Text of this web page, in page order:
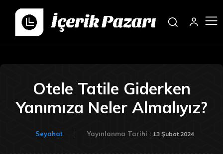
Otele Tatile Giderken
Yanımıza Neler Almalıyız?
Seyahat Yayınlanma Tarihi : 13 Şubat 2024